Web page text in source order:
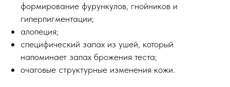
формирование фурункулов, гнойников и
гиперпигментации;
алопеция;
специфический запах из ушей, который
напоминает запах брожения теста;
очаговые структурные изменения кожи.